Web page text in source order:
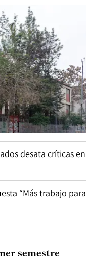
desata críticas en
“Más trabajo para
semestre